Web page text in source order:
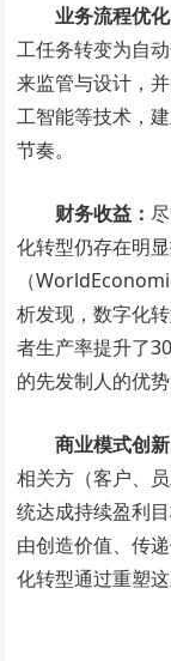
业务流程优
工任务转变为自
来监管与设计，
工智能等技术，
节奏。
财务收益：
化转型仍存在明
（
析发现，数字化
者生产率提升了
的先发制人的优势
商业模式创
相关方（客户、
统达成持续盈利
由创造价值、传
化转型通过重塑